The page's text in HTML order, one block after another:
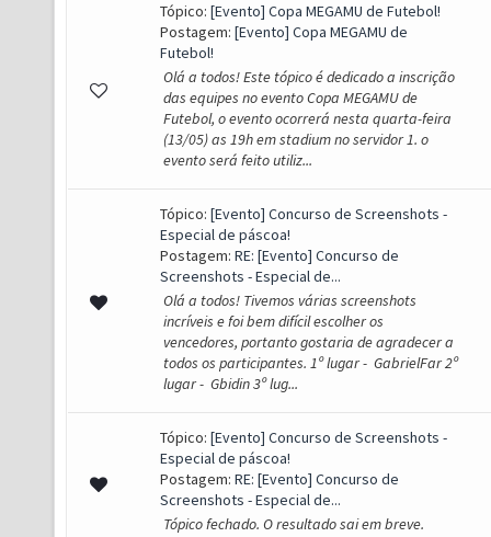
Tópico: [Evento] Copa MEGAMU de Futebol!
Postagem: [Evento] Copa MEGAMU de
Futebol!
Olá a todos! Este tópico é dedicado a inscrição
das equipes no evento Copa MEGAMU de
Futebol, o evento ocorrerá nesta quarta-feira
(13/05) as 19h em stadium no servidor 1. o
evento será feito utiliz...
Tópico: [Evento] Concurso de Screenshots -
Especial de páscoa!
Postagem: RE: [Evento] Concurso de
Screenshots - Especial de...
Olá a todos! Tivemos várias screenshots
incríveis e foi bem difícil escolher os
vencedores, portanto gostaria de agradecer a
todos os participantes. 1º lugar - GabrielFar 2º
lugar - Gbidin 3º lug...
Tópico: [Evento] Concurso de Screenshots -
Especial de páscoa!
Postagem: RE: [Evento] Concurso de
Screenshots - Especial de...
Tópico fechado. O resultado sai em breve.